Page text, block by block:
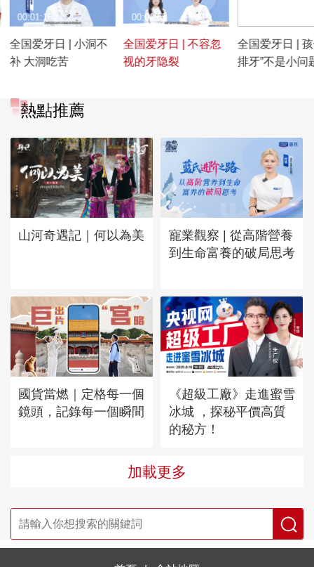
全国爱牙日 | 小洞不
补 大洞吃苦
00:01:16
全国爱牙日 | 不容忽
视的牙隐裂
00:01:55
全国爱牙日 | 孩
排牙”不是小问
熱點推薦
山河奇遇記｜何以為美
寵業觀察 | 從高階營養
到生命富養的破局思考
國貨當燃｜定格每一個
鏡頭，記錄每一個瞬間
《超級工廠》走進蜜雪
冰城 ，探秘平價高質
的秘方！
加載更多